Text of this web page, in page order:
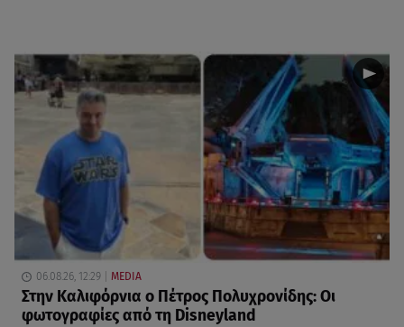
06.08.26, 12:29 MEDIA
Στην Καλιφόρνια ο Πέτρος Πολυχρονίδης: Οι
φωτογραφίες από τη Disneyland